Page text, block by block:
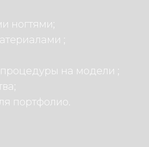
ногтями;
;
на модели ;
портфолио.